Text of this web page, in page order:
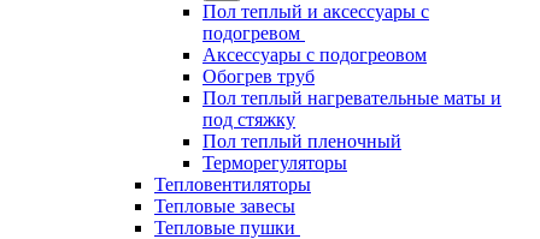
Пол теплый и аксессуары с
подогревом
Аксессуары с подогреовом
Обогрев труб
Пол теплый нагревательные маты и
под стяжку
Пол теплый пленочный
Терморегуляторы
Тепловентиляторы
Тепловые завесы
Тепловые пушки